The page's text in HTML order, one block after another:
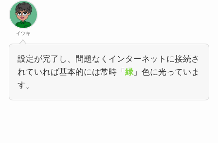
イツキ
設定が完了し、問題なくインターネットに接続さ
れていれば基本的には常時「 緑」色に光っていま
す。